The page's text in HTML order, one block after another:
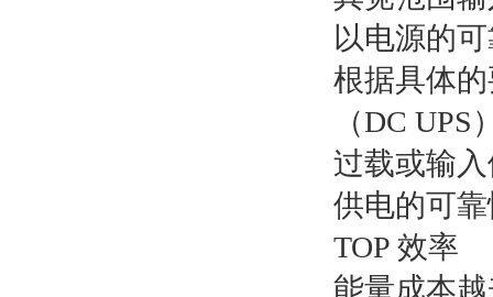
以电源的
根据具体
（DC
过载或输
供电的可
TOP 效率
能量成本